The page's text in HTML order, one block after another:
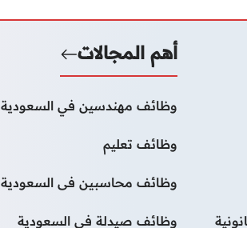
أهم المجالات
وظائف مهندسين في السعودية
وظائف تعليم
وظائف محاسبين فى السعودية
وظائف صيدلة فى السعودية